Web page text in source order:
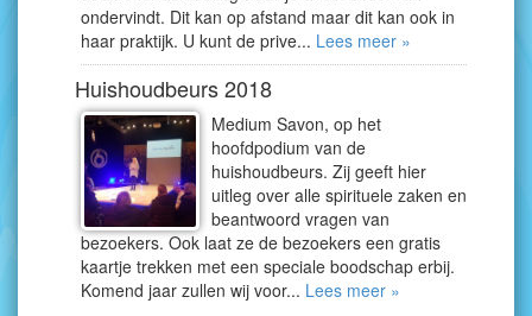
ondervindt. Dit kan op afstand maar dit kan ook in
haar praktijk. U kunt de prive... Lees meer »
Huishoudbeurs 2018
Medium Savon, op het
hoofdpodium van de
huishoudbeurs. Zij geeft hier
uitleg over alle spirituele zaken en
beantwoord vragen van
bezoekers. Ook laat ze de bezoekers een gratis
kaartje trekken met een speciale boodschap erbij.
Komend jaar zullen wij voor... Lees meer »